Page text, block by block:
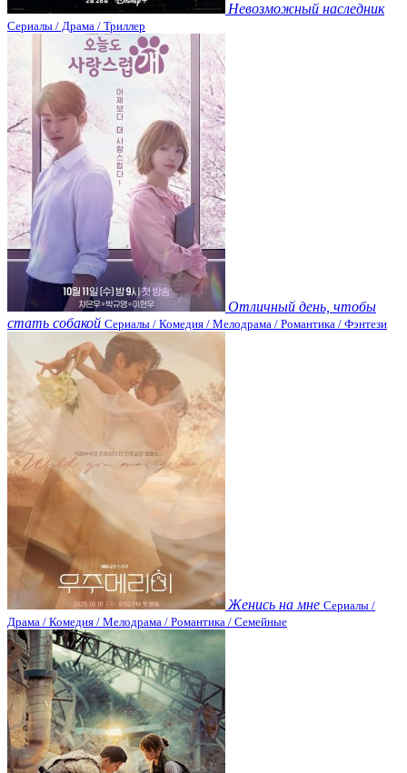
Невозможный наследник
Сериалы / Драма / Триллер
Отличный день, чтобы
стать собакой Сериалы / Комедия / Мелодрама / Романтика / Фэнтези
Женись на мне Сериалы /
Драма / Комедия / Мелодрама / Романтика / Семейные